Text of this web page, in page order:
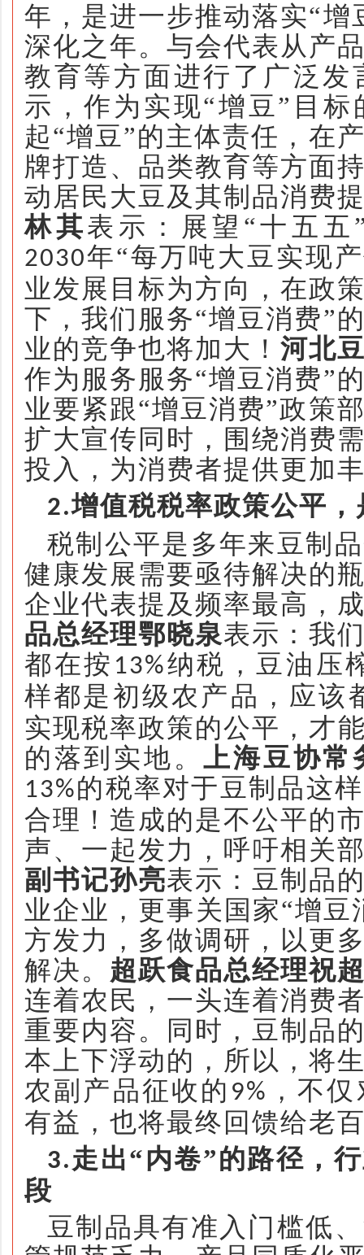
年，是进一步推动落实“增
深化之年。 与会代表从产
教育等方面进行了广泛
示，作为实现“增豆”目标
起“增豆”的主体责任，在
牌打造、品类教育等方面
动居民大豆及其制品消费
林其表示：展望 “十五五
2030年“每万吨大豆实现
业发展目标为方向，在政
下，我们服务“增豆消费”
业的竞争也将加大！ 河北
作为服务服务“增豆消费”
业要紧跟“增豆消费”政策
扩大宣传同时，围绕消费
投入，为消费者提供更加
2.增值税税率政策公平 ，
税制公平是多年来豆制
健康发展需要亟待解决的
企业代表提及频率最高，
品总经理鄂晓泉表示：我
都在按 13%纳税，豆油压
样都是初级农产品，应该
实现税率政策的公平，才
的落到实地。上海豆协常
13%的税率对于豆制品这
合理！造成的是不公平的
声、一起发力，呼吁相关
副书记孙亮表示：豆制品
业企业，更事关国家“增豆
方发力，多做调研，以更
解决。 超跃食品总经理祝
连着农民，一头连着消费
重要内容。同时，豆制品
本上下浮动的，所以，将
农副产品征收的 9% ，不
有益，也将最终回馈给老
3.走出“内卷”的路径 ，
段
豆制品具有准入门槛低